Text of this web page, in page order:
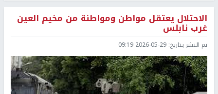
الاحتلال يعتقل مواطن ومواطنة من مخيم العين
غرب نابلس
تم النشر بتاريخ: 2026-05-29 09:19